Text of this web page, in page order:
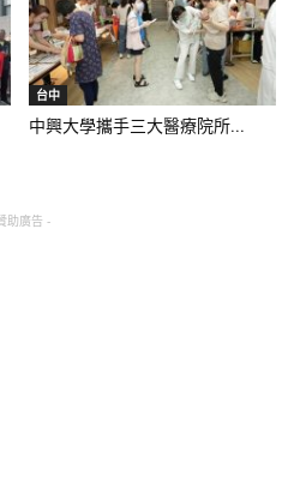
台中
中興大學攜手三大醫療院所...
助廣告 -